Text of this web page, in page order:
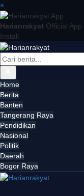
×
Harianrakyat Official App
Install
Home
Berita
Banten
Tangerang Raya
Pendidikan
Nasional
Politik
Daerah
Bogor Raya